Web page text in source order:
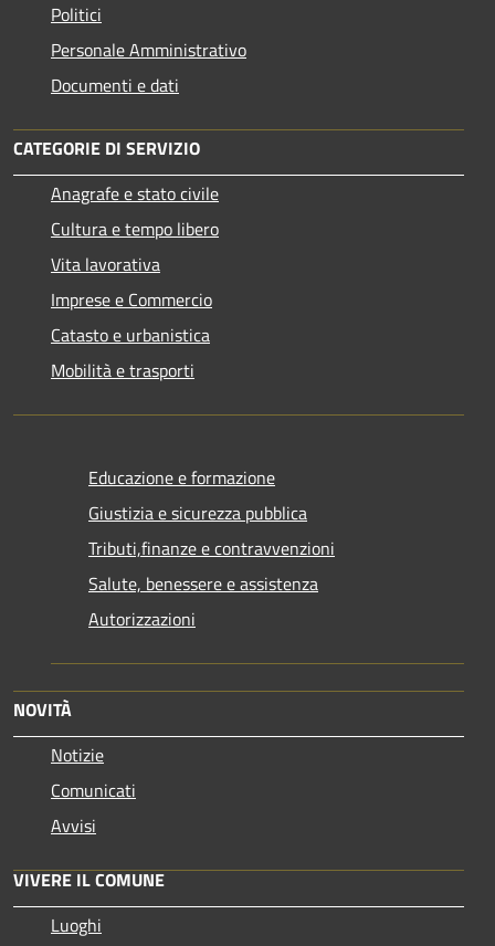
Politici
Personale Amministrativo
Documenti e dati
CATEGORIE DI SERVIZIO
Anagrafe e stato civile
Cultura e tempo libero
Vita lavorativa
Imprese e Commercio
Catasto e urbanistica
Mobilità e trasporti
Educazione e formazione
Giustizia e sicurezza pubblica
Tributi,finanze e contravvenzioni
Salute, benessere e assistenza
Autorizzazioni
NOVITÀ
Notizie
Comunicati
Avvisi
VIVERE IL COMUNE
Luoghi